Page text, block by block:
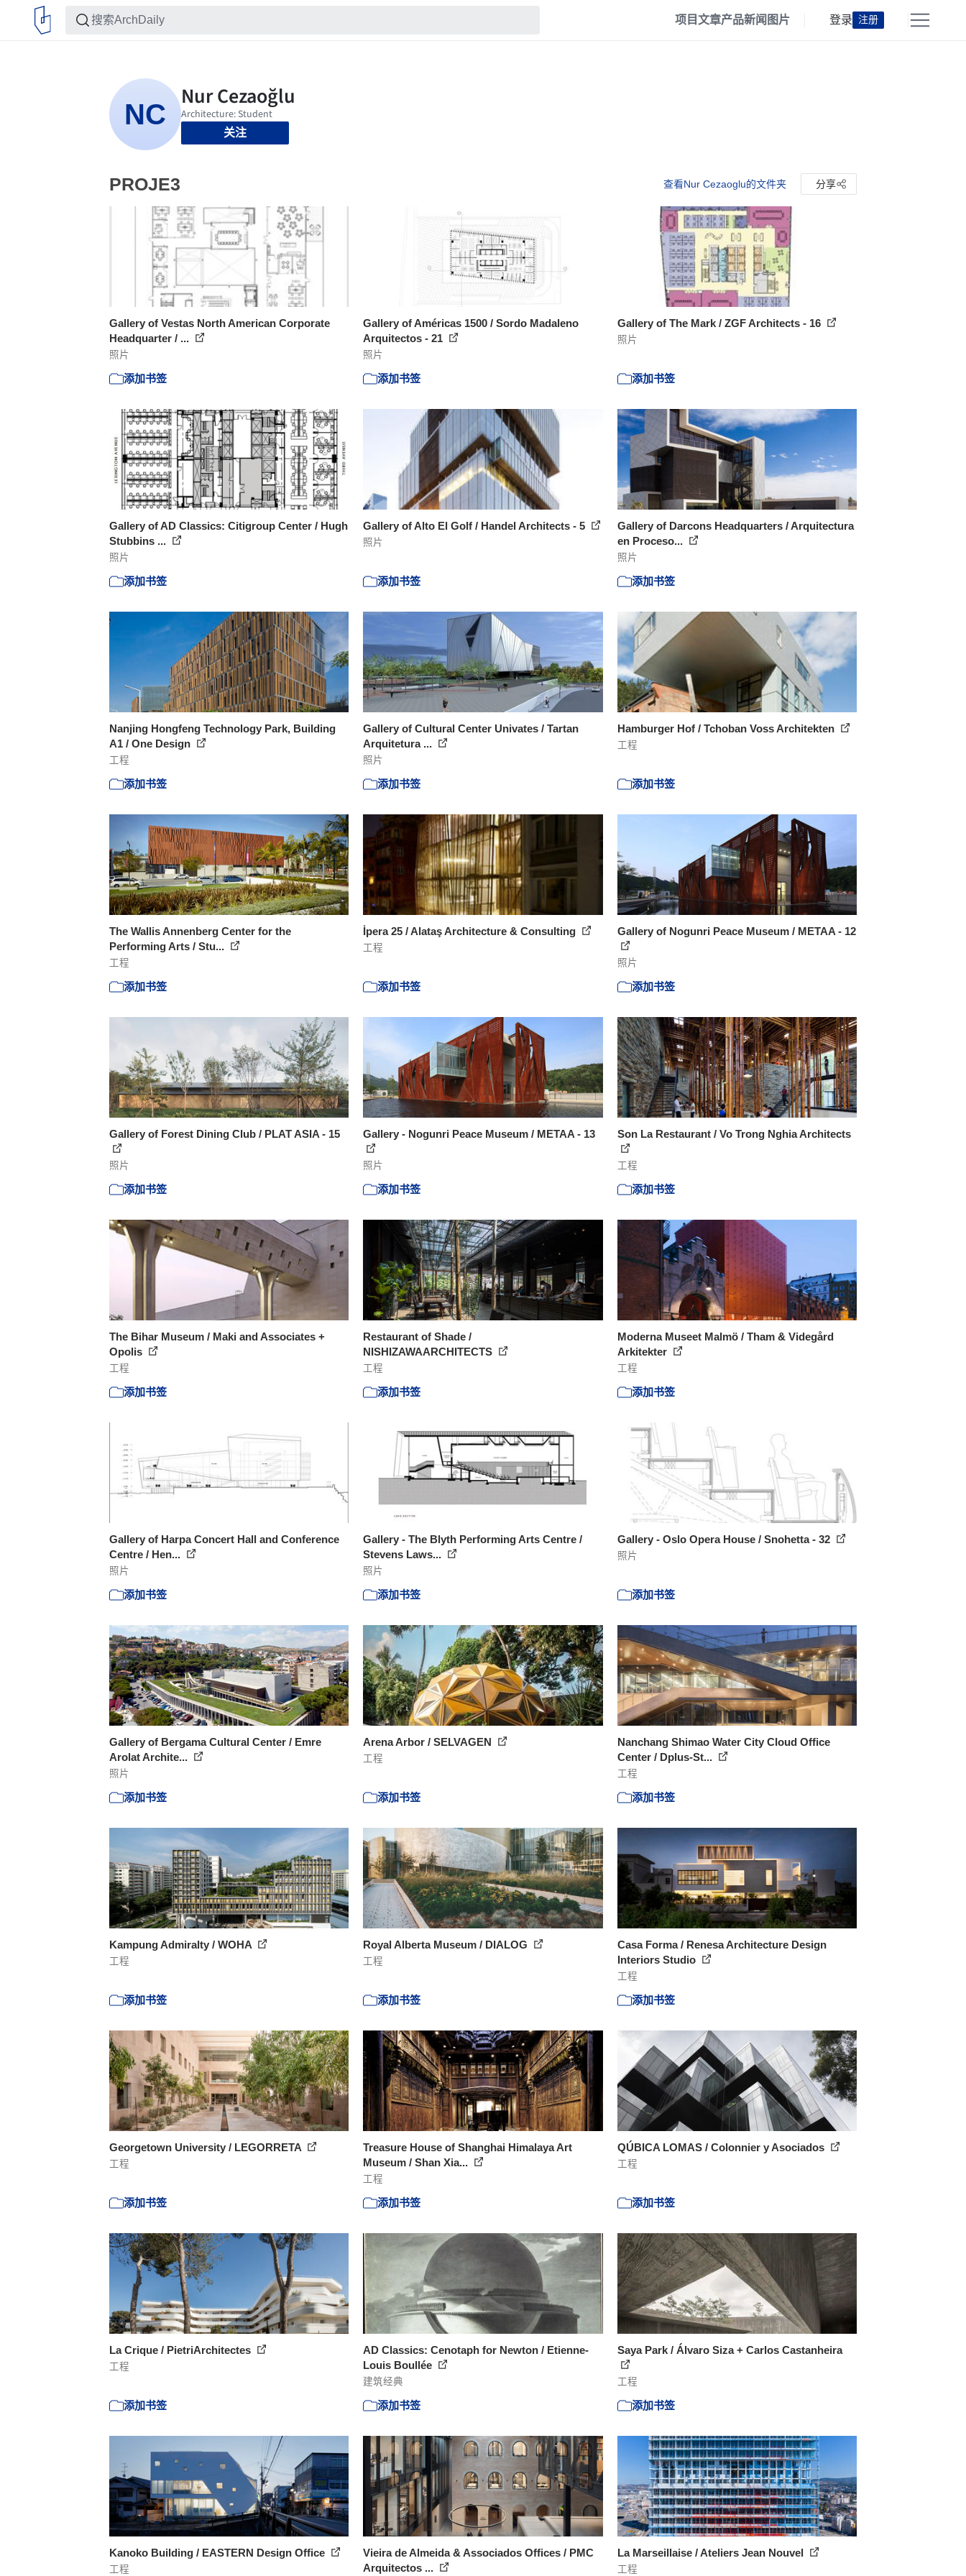
项目文章产品新闻 图片 登录 注册
关注
PROJE3 查看Nur Cezaoglu的文件夹 分享
Gallery of Vestas North American Corporate
Headquarter / ...
照片
添加书签
Gallery of Américas 1500 / Sordo Madaleno
Arquitectos - 21
照片
添加书签
Gallery of The Mark / ZGF Architects - 16
照片
添加书签
Gallery of AD Classics: Citigroup Center / Hugh
Stubbins ...
照片
添加书签
Gallery of Alto El Golf / Handel Architects - 5
照片
添加书签
Gallery of Darcons Headquarters / Arquitectura
en Proceso...
照片
添加书签
Nanjing Hongfeng Technology Park, Building
A1 / One Design
工程
添加书签
Gallery of Cultural Center Univates / Tartan
Arquitetura ...
照片
添加书签
Hamburger Hof / Tchoban Voss Architekten
工程
添加书签
The Wallis Annenberg Center for the
Performing Arts / Stu...
工程
添加书签
İpera 25 / Alataş Architecture & Consulting
工程
添加书签
Gallery of Nogunri Peace Museum / METAA - 12
照片
添加书签
Gallery of Forest Dining Club / PLAT ASIA - 15
照片
添加书签
Gallery - Nogunri Peace Museum / METAA - 13
照片
添加书签
Son La Restaurant / Vo Trong Nghia Architects
工程
添加书签
The Bihar Museum / Maki and Associates +
Opolis
工程
添加书签
Restaurant of Shade /
NISHIZAWAARCHITECTS
工程
添加书签
Moderna Museet Malmö / Tham & Videgård
Arkitekter
工程
添加书签
Gallery of Harpa Concert Hall and Conference
Centre / Hen...
照片
添加书签
Gallery - The Blyth Performing Arts Centre /
Stevens Laws...
照片
添加书签
Gallery - Oslo Opera House / Snohetta - 32
照片
添加书签
Gallery of Bergama Cultural Center / Emre
Arolat Archite...
照片
添加书签
Arena Arbor / SELVAGEN
工程
添加书签
Nanchang Shimao Water City Cloud Office
Center / Dplus-St...
工程
添加书签
Kampung Admiralty / WOHA
工程
添加书签
Royal Alberta Museum / DIALOG
工程
添加书签
Casa Forma / Renesa Architecture Design
Interiors Studio
工程
添加书签
Georgetown University / LEGORRETA
工程
添加书签
Treasure House of Shanghai Himalaya Art
Museum / Shan Xia...
工程
添加书签
QÚBICA LOMAS / Colonnier y Asociados
工程
添加书签
La Crique / PietriArchitectes
工程
添加书签
AD Classics: Cenotaph for Newton / Etienne-
Louis Boullée
建筑经典
添加书签
Saya Park / Álvaro Siza + Carlos Castanheira
工程
添加书签
Kanoko Building / EASTERN Design Office
工程
Vieira de Almeida & Associados Offices / PMC
Arquitectos ...
La Marseillaise / Ateliers Jean Nouvel
工程